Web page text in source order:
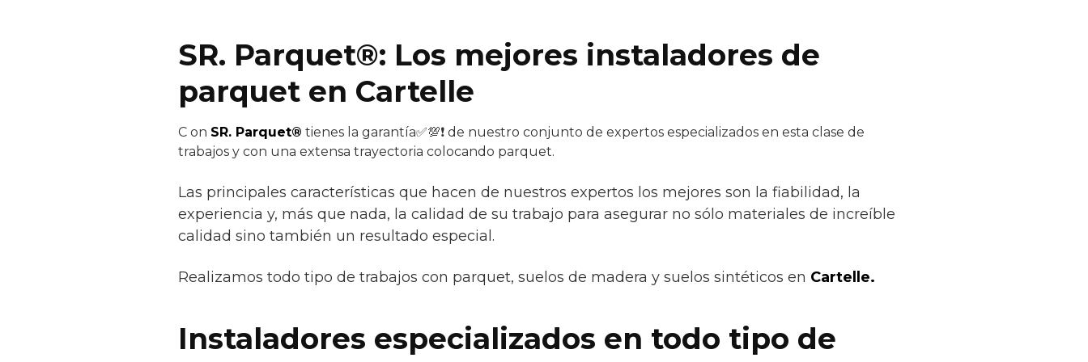
SR. Parquet®: Los mejores instaladores de
parquet en Cartelle
C on SR. Parquet® tienes la garantía✅💯❗ de nuestro conjunto de expertos especializados en esta clase de
trabajos y con una extensa trayectoria colocando parquet.
Las principales características que hacen de nuestros expertos los mejores son la fiabilidad, la
experiencia y, más que nada, la calidad de su trabajo para asegurar no sólo materiales de increíble
calidad sino también un resultado especial.
Realizamos todo tipo de trabajos con parquet, suelos de madera y suelos sintéticos en Cartelle.
Instaladores especializados en todo tipo de